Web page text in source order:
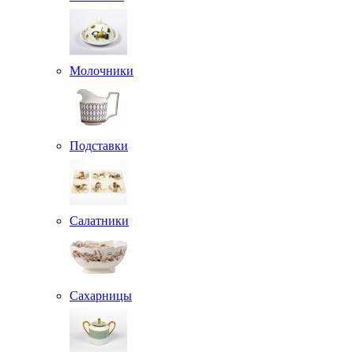
Молочники
Подставки
Салатники
Сахарницы